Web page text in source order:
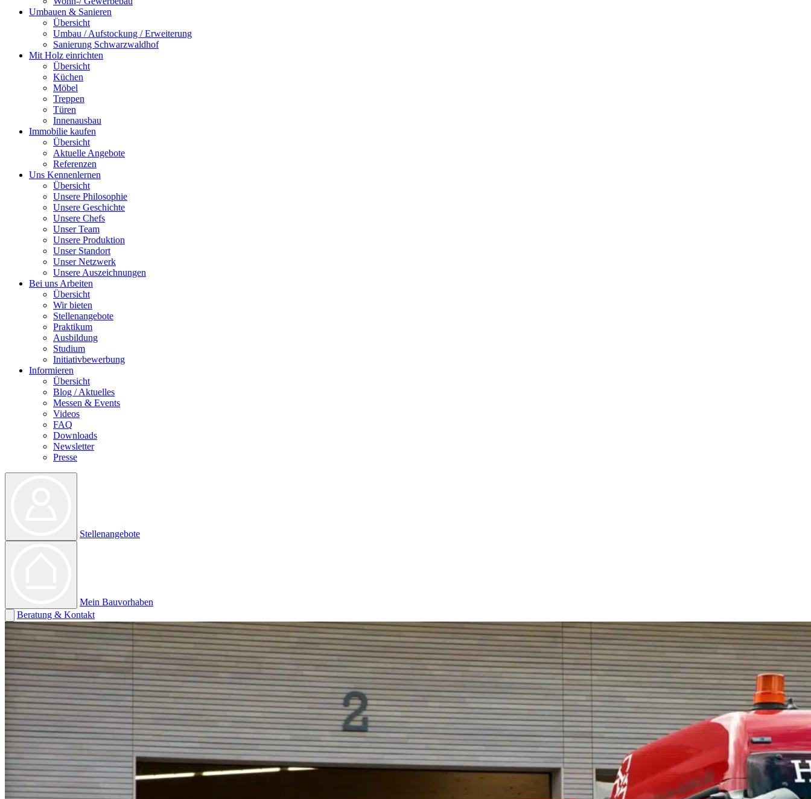
Umbauen & Sanieren
Übersicht
Umbau / Aufstockung / Erweiterung
Sanierung Schwarzwaldhof
Mit Holz einrichten
Übersicht
Küchen
Möbel
Treppen
Türen
Innenausbau
Immobilie kaufen
Übersicht
Aktuelle Angebote
Referenzen
Uns Kennenlernen
Übersicht
Unsere Philosophie
Unsere Geschichte
Unsere Chefs
Unser Team
Unsere Produktion
Unser Standort
Unser Netzwerk
Unsere Auszeichnungen
Bei uns Arbeiten
Übersicht
Wir bieten
Stellenangebote
Praktikum
Ausbildung
Studium
Initiativbewerbung
Informieren
Übersicht
Blog / Aktuelles
Messen & Events
Videos
FAQ
Downloads
Newsletter
Presse
Stellenangebote
Mein Bauvorhaben
Beratung & Kontakt